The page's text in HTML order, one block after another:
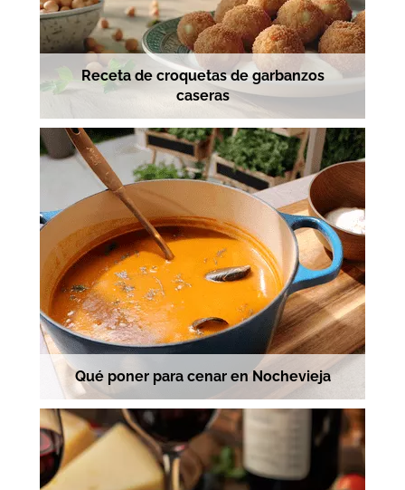
Receta de croquetas de garbanzos
caseras
Qué poner para cenar en Nochevieja